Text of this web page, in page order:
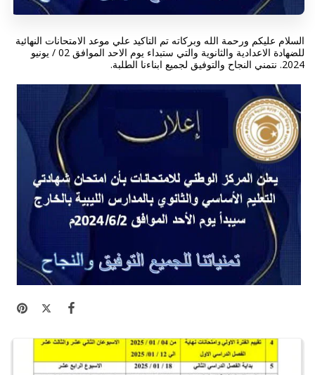
السلام عليكم ورحمة الله وبركاته تم التاكيد علي موعد الامتحانات النهائية
للضهادة الاعدادية والثانوية والتي ستبداء يوم الاحد الموافق 02 / يونيو
2024. نتمني النجاح والتوفيق لجميع ابناءنا الطلبة.